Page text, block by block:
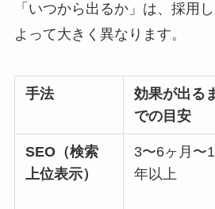
「いつから出るか」は、採用
よって大きく異なります。
手法
効果が出る
での目安
SEO （検索
上位表示）
3〜6ヶ月〜1
年以上